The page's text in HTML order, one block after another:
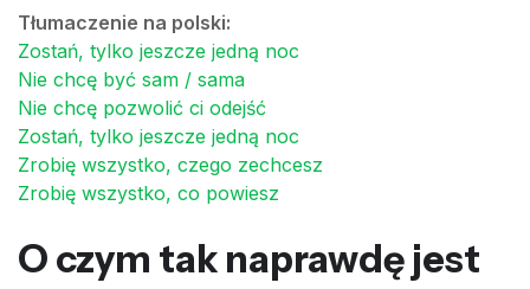
Tłumaczenie na polski:
Zostań, tylko jeszcze jedną noc
Nie chcę być sam / sama
Nie chcę pozwolić ci odejść
Zostań, tylko jeszcze jedną noc
Zrobię wszystko, czego zechcesz
Zrobię wszystko, co powiesz
O czym tak naprawdę jest